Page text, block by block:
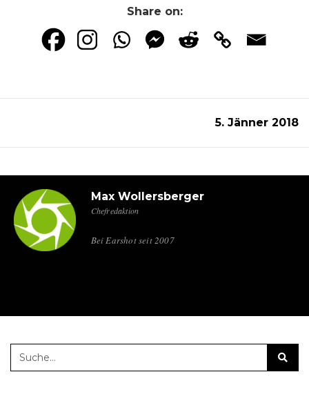
Share on:
5. Jänner 2018
Max Wollersberger
Chefredaktion
Bei Earshot seit 2007